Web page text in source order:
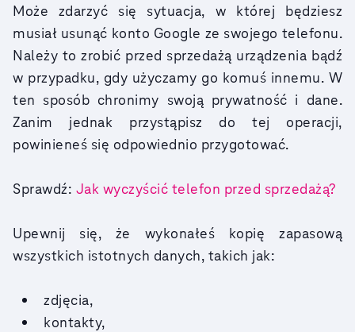
Może zdarzyć się sytuacja, w której będziesz
musiał usunąć konto Google ze swojego telefonu.
Należy to zrobić przed sprzedażą urządzenia bądź
w przypadku, gdy użyczamy go komuś innemu. W
ten sposób chronimy swoją prywatność i dane.
Zanim jednak przystąpisz do tej operacji,
powinieneś się odpowiednio przygotować.
Sprawdź: Jak wyczyścić telefon przed sprzedażą?
Upewnij się, że wykonałeś kopię zapasową
wszystkich istotnych danych, takich jak:
zdjęcia,
kontakty,